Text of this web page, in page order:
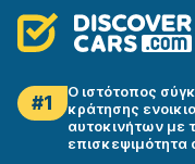
#1
Ο ιστότοπος
κράτησης
αυτοκινήτων με
επισκεψιμότητα